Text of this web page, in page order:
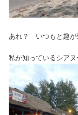
あれ？ いつもと趣が
私が知っているシアヌ